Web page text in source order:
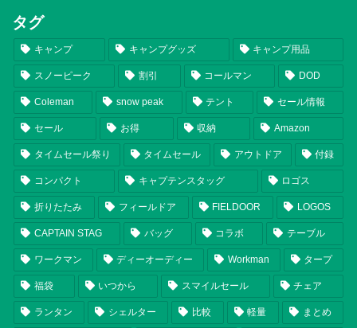
タグ
キャンプ キャンプグッズ キャンプ用品
スノーピーク 割引 コールマン DOD
Coleman snow peak テント セール情報
セール お得 収納 Amazon
タイムセール祭り タイムセール アウトドア 付録
コンパクト キャプテンスタッグ ロゴス
折りたたみ フィールドア FIELDOOR LOGOS
CAPTAIN STAG バッグ コラボ テーブル
ワークマン ディーオーディー Workman タープ
福袋 いつから スマイルセール チェア
ランタン シェルター 比較 軽量 まとめ